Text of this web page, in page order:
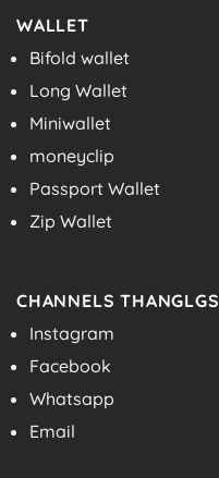
WALLET
Bifold wallet
Long Wallet
Miniwallet
moneyclip
Passport Wallet
Zip Wallet
CHANNELS THANGLGS
Instagram
Facebook
Whatsapp
Email